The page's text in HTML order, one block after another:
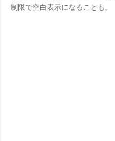
制限で空白表示になることも。